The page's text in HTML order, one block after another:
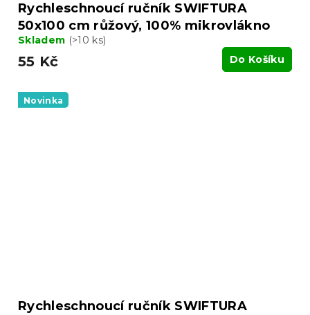
Rychleschnoucí ručník SWIFTURA
50x100 cm růžový, 100% mikrovlákno
Skladem (>10 ks)
55 Kč Do Košíku
Novinka
Rychleschnoucí ručník SWIFTURA